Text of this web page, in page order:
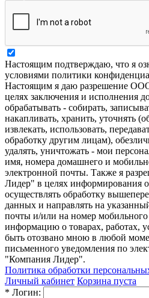
Настоящим подтверждаю, что я
условиями политики
Настоящим я даю разрешение
целях заключения и исполнения
обрабатывать - собирать,
накапливать, хранить, уточнять
извлекать, использовать,
обработку другим лицам),
удалять, уничтожать - мои
имя, номера домашнего и
электронной почты. Также я
Лидер" в целях информирования о
осуществлять обработку
данных и направлять на
почты и/или на номер мобильного
информацию о товарах, работах,
быть отозвано мною в любой
письменного уведомления по
"Компания Лидер".
Политика обработки
Личный кабинет Корзина пуста
* Логин: